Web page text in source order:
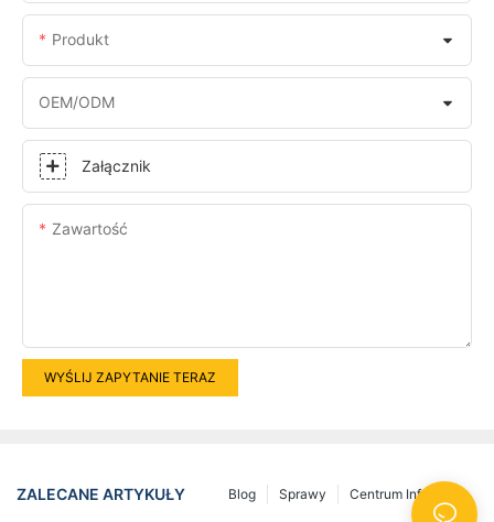
Produkt
OEM/ODM
Załącznik
Zawartość
WYŚLIJ ZAPYTANIE TERAZ
ZALECANE ARTYKUŁY Centrum Informacji
Sprawy
Blog